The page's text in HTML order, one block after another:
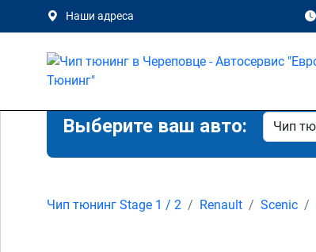
Наши адреса
Выберите ваш авто:
Чип тюнинг Stage 1 / 2 Renault Scenic